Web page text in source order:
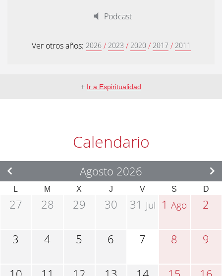
Podcast
Ver otros años: 2026 / 2023 / 2020 / 2017 / 2011
+ Ir a Espiritualidad
Calendario
Agosto 2026
L M X J V S D
27 28 29 30 31 Jul 1Ago 2
3 4 5 6 7 8 9